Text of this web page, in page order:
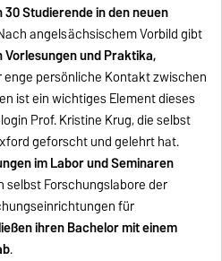
Studierende in den neuen
angelsächsischem Vorbild gibt
und Praktika,
enge persönliche Kontakt zwischen
ist ein wichtiges Element dieses
Prof. Kristine Krug, die selbst
geforscht und gelehrt hat.
im Labor und Seminaren
selbst Forschungslabore der
für
ihren Bachelor mit einem
.